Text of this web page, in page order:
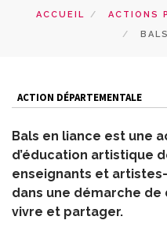
NOS ACTIONS
NOS RESSOURCES
PRETS ET SERVICES
CONTACT
ACCUEIL ACTIONS
ACTION DÉPARTEMENTALE
Bals en liance est une
d’éducation artistique
enseignants et
dans une démarche
vivre et partager.